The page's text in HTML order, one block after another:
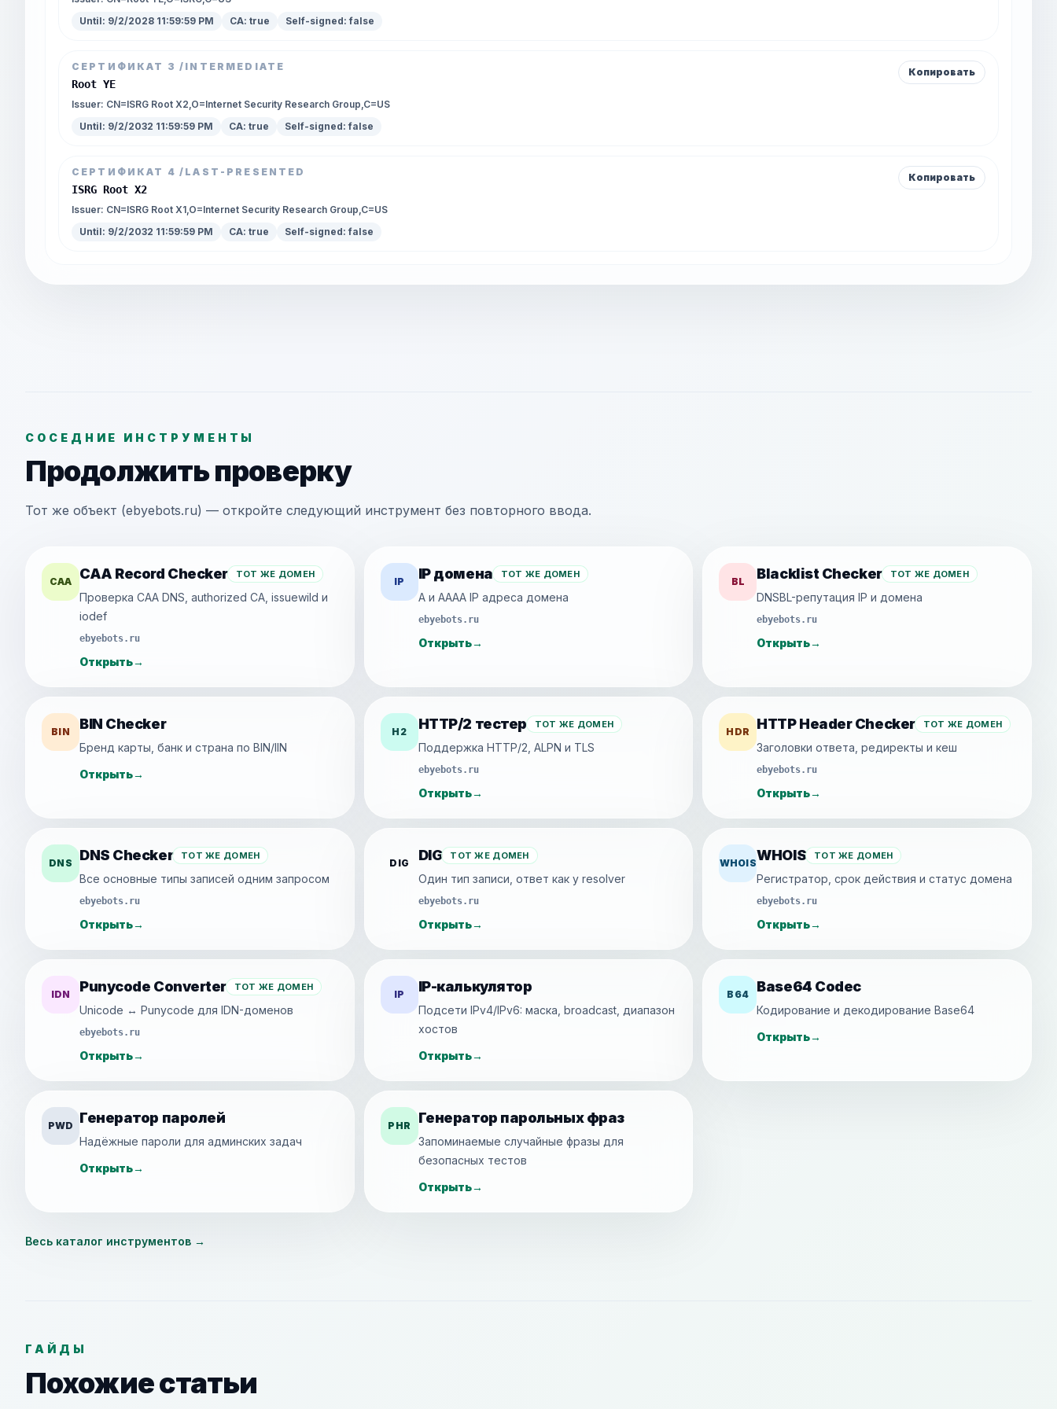
Until: 9/2/2028 11:59:59 PM CA: true Self-signed:false
СЕРТИФИКАТ 3 /INTERMEDIATE
Root YE
Issuer: CN=ISRG Root X2,O=Internet Security Research Group,C=US
Until: 9/2/2032 11:59:59 PM CA: true Self-signed:false
Копировать
СЕРТИФИКАТ 4 /LAST-PRESENTED
ISRG Root X2
Issuer: CN=ISRG Root X1,O=Internet Security Research Group,C=US
Until: 9/2/2032 11:59:59 PM CA: true Self-signed:false
Копировать
СОСЕДНИЕ ИНСТРУМЕНТЫ
Продолжить проверку
Тот же объект (ebyebots.ru) — откройте следующий инструмент без повторного ввода.
CAA CAA Record Checker ТОТ ЖЕ ДОМЕН
Проверка CAA DNS, authorized CA, issuewild и
iodef
ebyebots.ru
Открыть→
IP IP домена ТОТ ЖЕ ДОМЕН
A и AAAA IP адреса домена
ebyebots.ru
Открыть→
BL Blacklist Checker ТОТ ЖЕ ДОМЕН
DNSBL-репутация IP и домена
ebyebots.ru
Открыть→
BIN BIN Checker
Бренд карты, банк и страна по BIN/IIN
Открыть→
H2 HTTP/2 тестер ТОТ ЖЕ ДОМЕН
Поддержка HTTP/2, ALPN и TLS
ebyebots.ru
Открыть→
HDR HTTP Header Checker ТОТ ЖЕ ДОМЕН
Заголовки ответа, редиректы и кеш
ebyebots.ru
Открыть→
DNS DNS Checker ТОТ ЖЕ ДОМЕН
Все основные типы записей одним запросом
ebyebots.ru
Открыть→
DIG DIG ТОТ ЖЕ ДОМЕН
Один тип записи, ответ как у resolver
ebyebots.ru
Открыть→
WHOISWHOIS ТОТ ЖЕ ДОМЕН
Регистратор, срок действия и статус домена
ebyebots.ru
Открыть→
IDN Punycode Converter ТОТ ЖЕ ДОМЕН
Unicode ↔ Punycode для IDN-доменов
ebyebots.ru
Открыть→
IP IP-калькулятор
Подсети IPv4/IPv6: маска, broadcast, диапазон
хостов
Открыть→
B64 Base64 Codec
Кодирование и декодирование Base64
Открыть→
PWD Генератор паролей
Надёжные пароли для админских задач
Открыть→
PHR Генератор парольных фраз
Запоминаемые случайные фразы для
безопасных тестов
Открыть→
Весь каталог инструментов →
ГАЙДЫ
Похожие статьи